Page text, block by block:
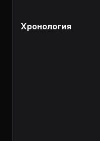
Хронология